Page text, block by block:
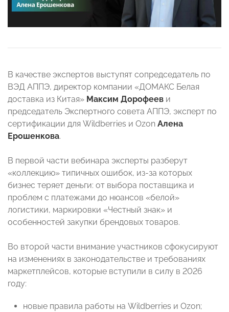
В качестве экспертов выступят сопредседатель по
ВЭД АППЭ, директор компании «ДОМАКС Белая
доставка из Китая» Максим Дорофеев и
председатель Экспертного совета АППЭ, эксперт по
сертификации для Wildberries и Ozon Алена
Ерошенкова.
В первой части вебинара эксперты разберут
«коллекцию» типичных ошибок, из-за которых
бизнес теряет деньги: от выбора поставщика и
проблем с платежами до нюансов «белой»
логистики, маркировки «Честный знак» и
особенностей закупки брендовых товаров.
Во второй части внимание участников сфокусируют
на изменениях в законодательстве и требованиях
маркетплейсов, которые вступили в силу в 2026
году:
новые правила работы на Wildberries и Ozon;